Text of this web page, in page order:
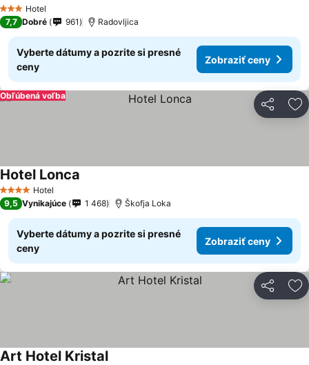
3 Počet hviezdičiek
Hotel
7,7 Dobré 961 Radovljica
Vyberte dátumy a pozrite si presné
ceny
Zobraziť ceny
Zdieľať
Obľúbená voľba
4 Počet hviezdičiek
Hotel
Hotel Lonca
9,5 Vynikajúce 1 468 Škofja Loka
Vyberte dátumy a pozrite si presné
ceny
Zobraziť ceny
Zdieľať
Art Hotel Kristal